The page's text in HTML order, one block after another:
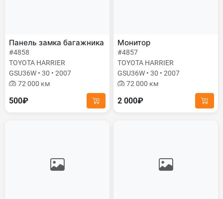
Панель замка багажника
#4858
TOYOTA HARRIER
GSU36W • 30 • 2007
72 000 км
500₽
Монитор
#4857
TOYOTA HARRIER
GSU36W • 30 • 2007
72 000 км
2 000₽